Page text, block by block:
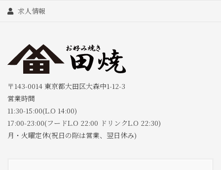
求人情報
〒143-0014 東京都大田区大森中1-12-3
営業時間
11:30-15:00(L.O 14:00)
17:00-23:00(フードL.O 22:00 ドリンクL.O 22:30)
月・火曜定休(祝日の際は営業、翌日休み)